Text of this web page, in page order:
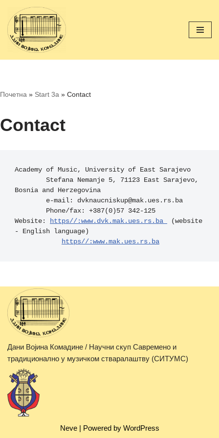
Skip
to
content
Почетна » Start 3a » Contact
Contact
Academy of Music, University of East Sarajevo
Bosnia and Herzegovina
Website: https//:www.dvk.mak.ues.rs.ba
(website
- English language)
https//:www.mak.ues.rs.ba
Дани Војина Комадине / Научни скуп Савремено и
традиционално у музичком стваралаштву (СИТУМС)
Neve| Powered by WordPress